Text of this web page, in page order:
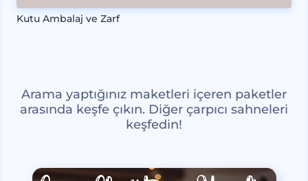
Kutu Ambalaj ve Zarf
Arama yaptığınız maketleri içeren paketler
arasında keşfe çıkın. Diğer çarpıcı sahneleri
keşfedin!